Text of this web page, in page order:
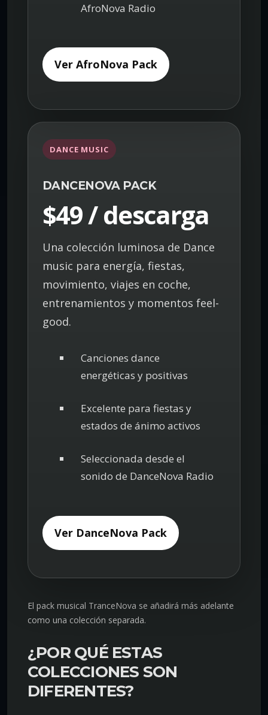
AfroNova Radio
Ver AfroNova Pack
DANCE MUSIC
DANCENOVA PACK
$49 / descarga
Una colección luminosa de Dance
music para energía, fiestas,
movimiento, viajes en coche,
entrenamientos y momentos feel-
good.
Canciones dance
energéticas y positivas
Excelente para fiestas y
estados de ánimo activos
Seleccionada desde el
sonido de DanceNova Radio
Ver DanceNova Pack
El pack musical TranceNova se añadirá más adelante
como una colección separada.
¿POR QUÉ ESTAS
COLECCIONES SON
DIFERENTES?